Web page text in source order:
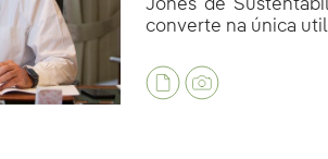
Jones de
converte na única